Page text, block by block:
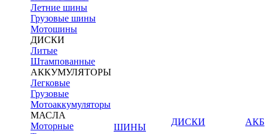
Летние шины
Грузовые шины
Мотошины
ДИСКИ
Литые
Штампованные
АККУМУЛЯТОРЫ
Легковые
Грузовые
Мотоаккумуляторы
МАСЛА
Моторные
ШИНЫ
ДИСКИ
АКБ